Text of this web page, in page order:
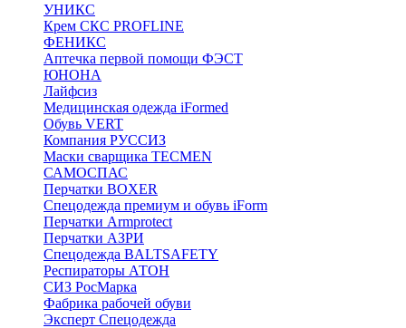
УНИКС
Крем СКС PROFLINE
ФЕНИКС
Аптечка первой помощи ФЭСТ
ЮНОНА
Лайфсиз
Медицинская одежда iFormed
Обувь VERT
Компания РУССИЗ
Маски сварщика TECMEN
САМОСПАС
Перчатки BOXER
Спецодежда премиум и обувь iForm
Перчатки Armprotect
Перчатки АЗРИ
Спецодежда BALTSAFETY
Респираторы АТОН
СИЗ РосМарка
Фабрика рабочей обуви
Эксперт Спецодежда